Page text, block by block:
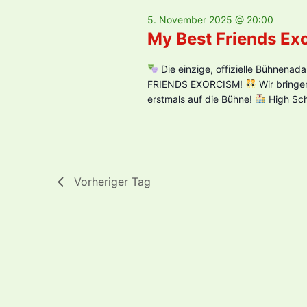
My Best Friends
5. November 2025 @ 20:00
Die einzige, offizielle
FRIENDS EXORCISM!
Wir
erstmals auf die Bühne!
High
Vorheriger Tag